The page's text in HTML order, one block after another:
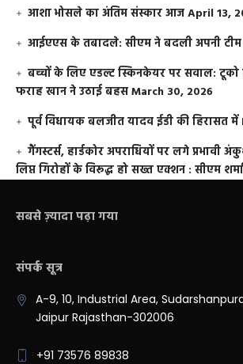
आशा भोसले का अंतिम संस्कार आजApril 13,
आईएएस के तबादले: सीएम ने बदली अपनी टीम
बच्चों के लिए एडल्ट स्किनकेयर पर सवाल:
फराह खान ने उठाई बहसMarch 30, 2026
पूर्व विधायक बलजीत यादव ईडी की हिरासत में
गैंगस्टर्स, हार्डकोर अपराधियों पर लगे प्रभावी
लिप्त गिरोहों के विरूद्ध हो सख्त एक्शन : सीएम शर्मा
सबसे ज़्यादा पढ़ा गया
संपर्क सूत्र
A-9, 10, Industrial Area,
Jaipur Rajasthan-302006
+91 73576 89838